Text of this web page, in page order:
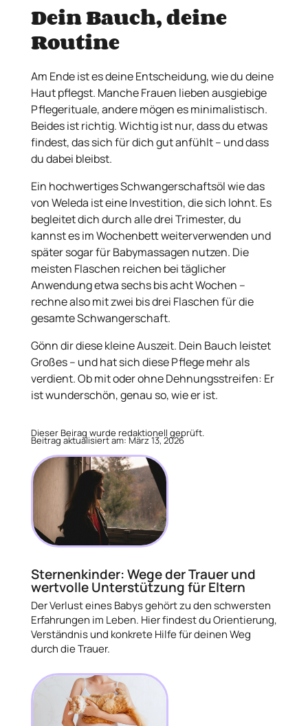
Dein Bauch, deine
Routine
Am Ende ist es deine Entscheidung, wie du deine
Haut pflegst. Manche Frauen lieben ausgiebige
Pflegerituale, andere mögen es minimalistisch.
Beides ist richtig. Wichtig ist nur, dass du etwas
findest, das sich für dich gut anfühlt – und dass
du dabei bleibst.
Ein hochwertiges Schwangerschaftsöl wie das
von Weleda ist eine Investition, die sich lohnt. Es
begleitet dich durch alle drei Trimester, du
kannst es im Wochenbett weiterverwenden und
später sogar für Babymassagen nutzen. Die
meisten Flaschen reichen bei täglicher
Anwendung etwa sechs bis acht Wochen –
rechne also mit zwei bis drei Flaschen für die
gesamte Schwangerschaft.
Gönn dir diese kleine Auszeit. Dein Bauch leistet
Großes – und hat sich diese Pflege mehr als
verdient. Ob mit oder ohne Dehnungsstreifen: Er
ist wunderschön, genau so, wie er ist.
Beitrag aktualisiert am: März 13, 2026
Dieser Beirag wurde redaktionell geprüft.
Sternenkinder: Wege der Trauer und
wertvolle Unterstützung für Eltern
Der Verlust eines Babys gehört zu den schwersten
Erfahrungen im Leben. Hier findest du Orientierung,
Verständnis und konkrete Hilfe für deinen Weg
durch die Trauer.